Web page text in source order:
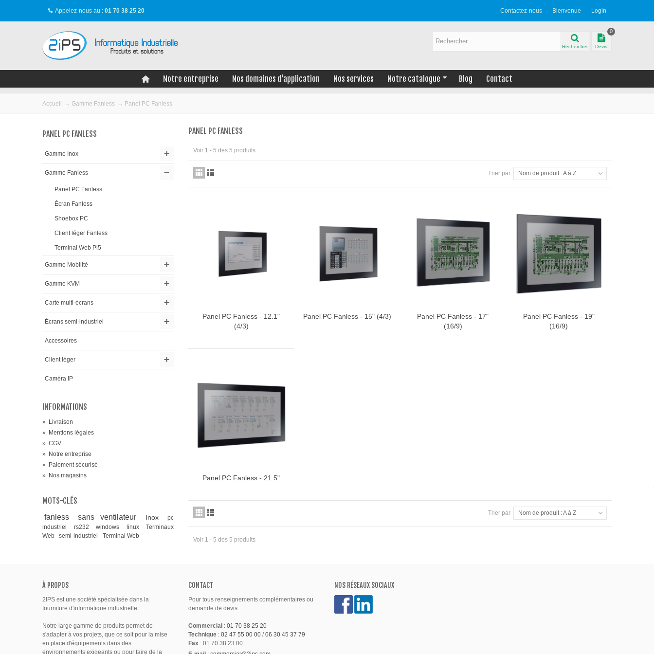
Bienvenue Login
Contactez-nous
Appelez-nous au : 01 70 38 25 20
Rechercher Devis
0
Notre entreprise Nos domaines d'application Nos services Notre catalogue Blog Contact
Accueil → Gamme Fanless → Panel PC Fanless
PANEL PC FANLESS
Gamme Inox
Gamme Fanless
Panel PC Fanless
Écran Fanless
Shoebox PC
Client léger Fanless
Terminal Web Pi5
Gamme Mobilité
Gamme KVM
Carte multi-écrans
Écrans semi-industriel
Accessoires
Client léger
Caméra IP
INFORMATIONS
»
Livraison
»
Mentions légales
» CGV
»
Notre entreprise
»
Paiement sécurisé
»
Nos magasins
MOTS-CLÉS
fanless sans ventilateur Inox
pc
industriel
rs232 windows linux
Terminaux
Web
semi-industriel Terminal Web
PANEL PC FANLESS
Voir 1 - 5 des 5 produits
Trier par Nom de produit : A à Z
Ajouter au devis
Panel PC Fanless - 12.1"
(4/3)
Ajouter au devis
Panel PC Fanless - 15" (4/3) Ajouter au devis
Panel PC Fanless - 17"
(16/9)
Ajouter au devis
Panel PC Fanless - 19"
(16/9)
Ajouter au devis
Panel PC Fanless - 21.5"
Trier par Nom de produit : A à Z
Voir 1 - 5 des 5 produits
À PROPOS
2IPS est une société spécialisée dans la
fourniture d'informatique industrielle.
Notre large gamme de produits permet de
s'adapter à vos projets, que ce soit pour la mise
en place d'équipements dans des
environnements exigeants ou pour faire de la
CONTACT
Pour tous renseignements complémentaires ou
demande de devis :
Commercial : 01 70 38 25 20
Technique : 02 47 55 00 00 /06 30 45 37 79
Fax : 01 70 38 23 00
NOS RÉSEAUX SOCIAUX